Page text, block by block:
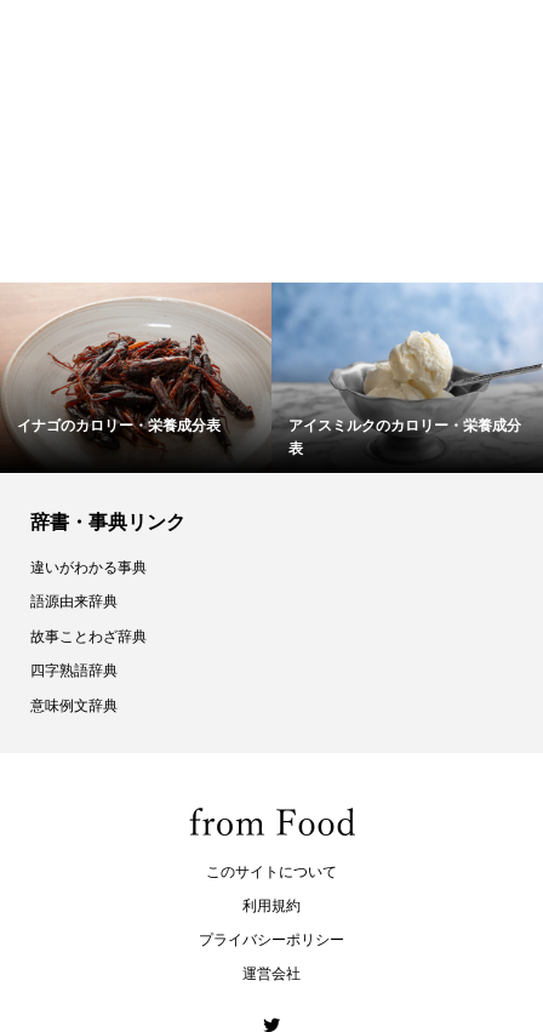
ー・栄養成分表
アイスミルクのカロリー・栄養成分
表
ワイン／ぶ
辞書・事典リンク
違いがわかる事典
語源由来辞典
故事ことわざ辞典
四字熟語辞典
意味例文辞典
このサイトについて
利用規約
プライバシーポリシー
運営会社